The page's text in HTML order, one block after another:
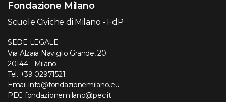
Fondazione Milano
Scuole Civiche di Milano - FdP
SEDE LEGALE
Via Alzaia Naviglio Grande, 20
20144 - Milano
Tel. +39 02971521
Email info@fondazionemilano.eu
PEC fondazionemilano@pec.it